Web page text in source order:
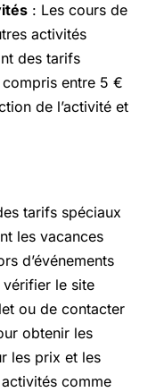
: Les cours de
activités
des tarifs
entre 5 €
de l’activité et
tarifs spéciaux
les vacances
d’événements
le site
ou de contacter
obtenir les
les prix et les
comme